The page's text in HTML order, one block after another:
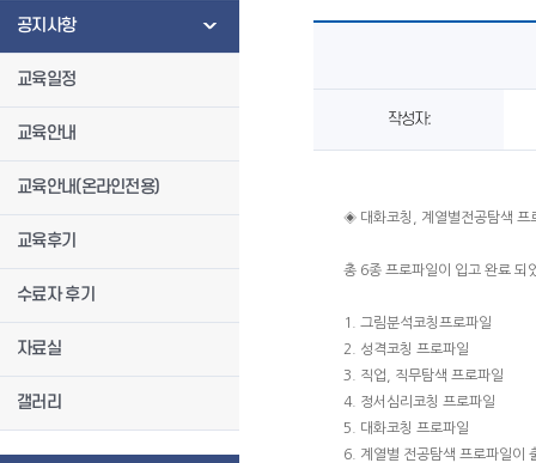
공지사항
교육일정
교육안내
교육안내(온라인전용)
교육후기
수료자 후기
자료실
갤러리
작성자:
◈ 대화코칭, 계열별전공탐색 프
총 6종 프로파일이 입고 완료 되
1. 그림분석코칭프로파일
2. 성격코칭 프로파일
3. 직업, 직무탐색 프로파일
4. 정서심리코칭 프로파일
5. 대화코칭 프로파일
6. 계열별 전공탐색 프로파일이